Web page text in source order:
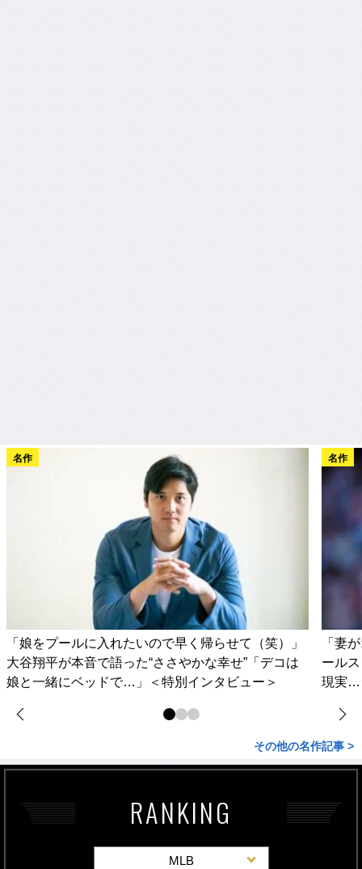
名作
「娘をプールに入れたいので早く帰らせて（笑）」
大谷翔平が本音で語った“ささやかな幸せ”「デコは
娘と一緒にベッドで…」＜特別インタビュー＞
名作
「妻
ール
現実…
その他の名作記事 >
RANKING
MLB